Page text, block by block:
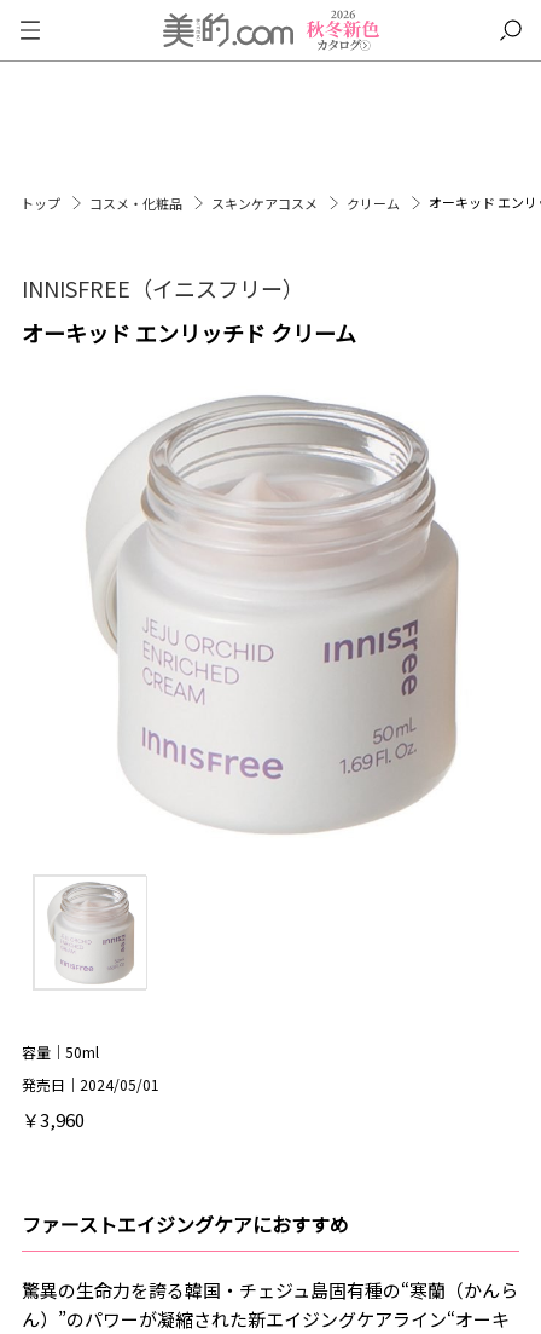
トップ コスメ・化粧品 スキンケアコスメ クリーム オーキッド エン
INNISFREE（イニスフリー）
オーキッド エンリッチド クリーム
容量｜50ml
発売日｜2024/05/01
￥3,960
ファーストエイジングケアにおすすめ
驚異の生命力を誇る韓国・チェジュ島固有種の“寒蘭（かんら
ん）”のパワーが凝縮された新エイジングケアライン“オーキ